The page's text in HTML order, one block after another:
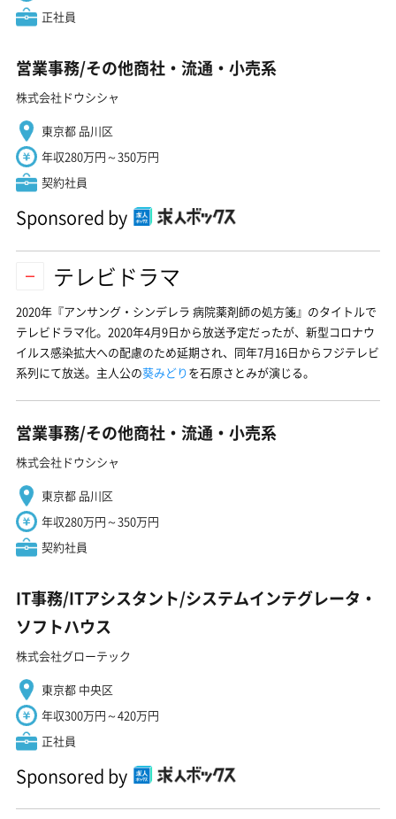
正社員
営業事務/その他商社・流通・小売系
株式会社ドウシシャ
東京都 品川区
年収280万円～350万円
契約社員
Sponsored by
テレビドラマ
2020年『アンサング・シンデレラ 病院薬剤師の処方箋』のタイトルで
テレビドラマ化。2020年4月9日から放送予定だったが、新型コロナウ
イルス感染拡大への配慮のため延期され、同年7月16日からフジテレビ
系列にて放送。主人公の葵みどりを石原さとみが演じる。
営業事務/その他商社・流通・小売系
株式会社ドウシシャ
東京都 品川区
年収280万円～350万円
契約社員
IT事務/ITアシスタント/システムインテグレータ・
ソフトハウス
株式会社グローテック
東京都 中央区
年収300万円～420万円
正社員
Sponsored by